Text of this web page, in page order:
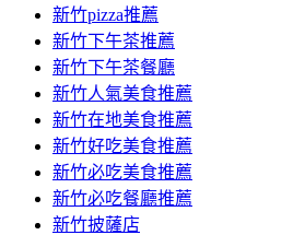
新竹pizza推薦
新竹下午茶推薦
新竹下午茶餐廳
新竹人氣美食推薦
新竹在地美食推薦
新竹好吃美食推薦
新竹必吃美食推薦
新竹必吃餐廳推薦
新竹披薩店